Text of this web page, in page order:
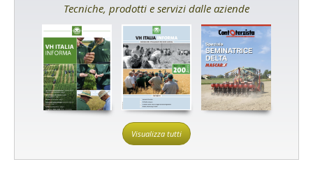
Tecniche, prodotti e servizi dalle aziende
Visualizza tutti